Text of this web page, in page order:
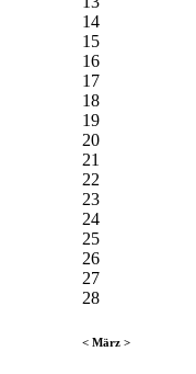
14
15
16
17
18
19
20
21
22
23
24
25
26
27
28
< März >